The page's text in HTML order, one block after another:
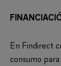
En Findirect
consumo